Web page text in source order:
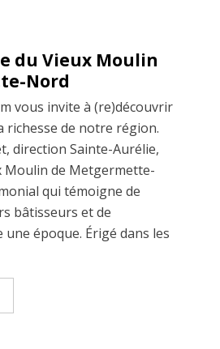
du Vieux Moulin
Nord
vous invite à (re)découvrir
richesse de notre région.
direction Sainte-Aurélie,
Moulin de Metgermette-
qui témoigne de
bâtisseurs et de
époque. Érigé dans les